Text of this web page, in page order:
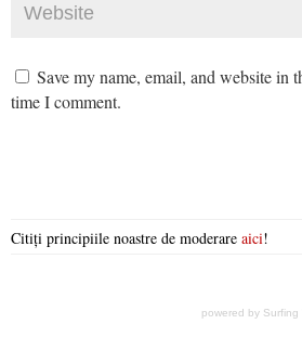
Save my name, email, and website in
time I comment.
Citiți principiile noastre de moderare aici!
powered by Surfing